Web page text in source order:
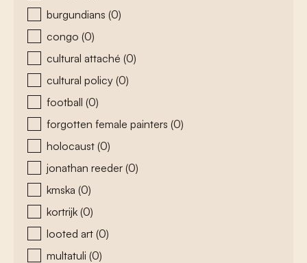
burgundians (0)
congo (0)
cultural attaché (0)
cultural policy (0)
football (0)
forgotten female painters (0)
holocaust (0)
jonathan reeder (0)
kmska (0)
kortrijk (0)
looted art (0)
multatuli (0)